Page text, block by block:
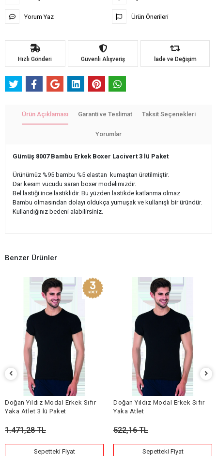
Yorum Yaz Ürün Önerileri
Hızlı Gönderi Güvenli Alışveriş İade ve Değişim
Ürün Açıklaması Garanti ve Teslimat Taksit Seçenekleri
Yorumlar
Gümüş 8007 Bambu Erkek Boxer Lacivert 3 lü Paket
Ürünümüz %95 bambu %5 elastan kumaştan üretilmiştir.
Dar kesim vücudu saran boxer modelimizdir.
Bel lastiği ince lastiklidir. Bu yüzden lastikde katlanma olmaz
Bambu olmasından dolayı oldukça yumuşak ve kullanışlı bir üründür.
Kullandığınız bedeni alabilirsiniz.
Benzer Ürünler
Doğan Yıldız Modal Erkek Sıfır
Yaka Atlet 3 lü Paket
1.471,28 TL
Sepetteki Fiyat
Doğan Yıldız Modal Erkek Sıfır
Yaka Atlet
522,16 TL
Sepetteki Fiyat